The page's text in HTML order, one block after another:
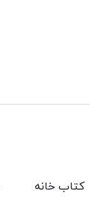
کتاب خانه